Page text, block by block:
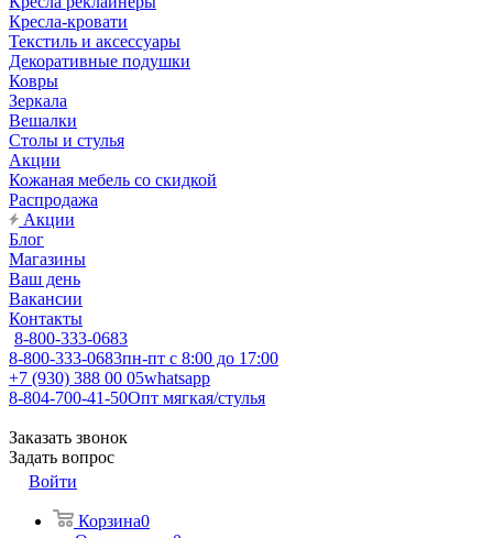
Кресла-кровати
Текстиль и аксессуары
Декоративные подушки
Ковры
Зеркала
Вешалки
Столы и стулья
Акции
Кожаная мебель со скидкой
Распродажа
Акции
Блог
Магазины
Ваш день
Вакансии
Контакты
8-800-333-0683
8-800-333-0683пн-пт с 8:00 до 17:00
+7 (930) 388 00 05whatsapp
8-804-700-41-50Опт мягкая/стулья
Заказать звонок
Задать вопрос
Войти
Корзина0